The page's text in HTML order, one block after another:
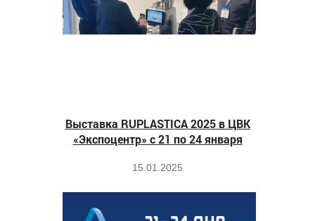
Выставка RUPLASTICA 2025 в ЦВК
«Экспоцентр» с 21 по 24 января
15.01.2025